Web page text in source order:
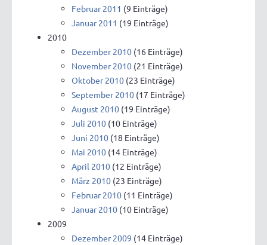
Februar 2011 (9 Einträge)
Januar 2011 (19 Einträge)
2010
Dezember 2010 (16 Einträge)
November 2010 (21 Einträge)
Oktober 2010 (23 Einträge)
September 2010 (17 Einträge)
August 2010 (19 Einträge)
Juli 2010 (10 Einträge)
Juni 2010 (18 Einträge)
Mai 2010 (14 Einträge)
April 2010 (12 Einträge)
März 2010 (23 Einträge)
Februar 2010 (11 Einträge)
Januar 2010 (10 Einträge)
2009
Dezember 2009 (14 Einträge)